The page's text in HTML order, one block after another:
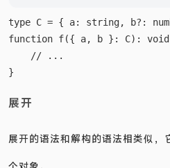
type C = { a: string, b?:
function f({ a, b }: C):
    // ...
展开
展开的语法和解构的语法相类似，